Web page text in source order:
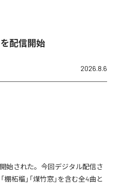
を配信開始
2026.8.6
始された。今回デジタル配信さ
棚柘榴」「煤竹窓」を含む全4曲と